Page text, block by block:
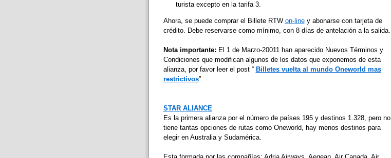
turista excepto en la tarifa 3.
Ahora, se puede comprar el Billete RTW on-liney abonarse con tarjeta de
crédito. Debe reservarse como mínimo, con 8 días de antelación a la salida.
Nota importante: El 1 de Marzo-20011 han aparecido Nuevos Términos y
Condiciones que modifican algunos de los datos que exponemos de esta
alianza, por favor leer el post “ Billetes vuelta al mundo Oneworld mas
restrictivos”.
STAR ALIANCE
Es la primera alianza por el número de países 195 y destinos 1.328, pero no
tiene tantas opciones de rutas como Oneworld, hay menos destinos para
elegir en Australia y Sudamérica.